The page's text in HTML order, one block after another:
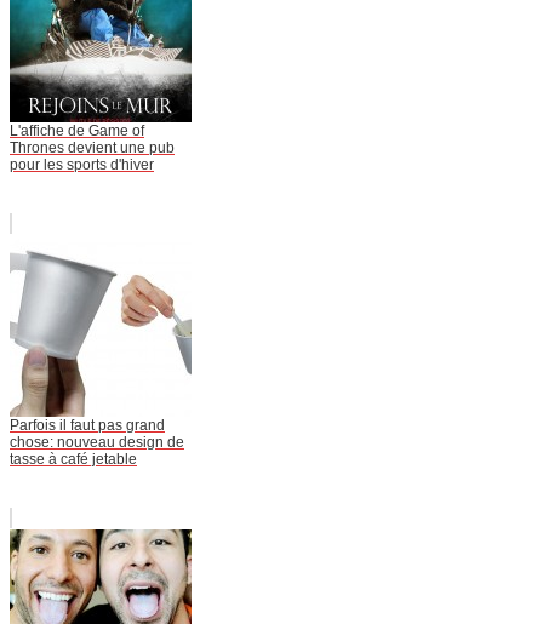
L'affiche de Game of
Thrones devient une pub
pour les sports d'hiver
Parfois il faut pas grand
chose: nouveau design de
tasse à café jetable